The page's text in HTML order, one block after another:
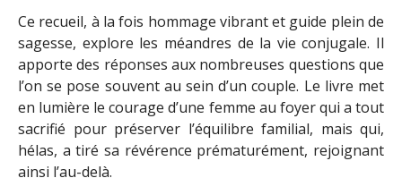
Ce recueil, à la fois hommage vibrant et guide plein de
sagesse, explore les méandres de la vie conjugale. Il
apporte des réponses aux nombreuses questions que
l’on se pose souvent au sein d’un couple. Le livre met
en lumière le courage d’une femme au foyer qui a tout
sacrifié pour préserver l’équilibre familial, mais qui,
hélas, a tiré sa révérence prématurément, rejoignant
ainsi l’au-delà.